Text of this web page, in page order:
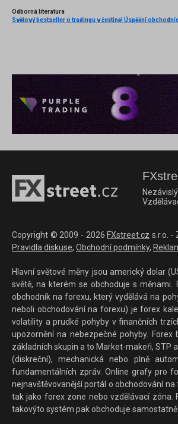
Odborná literatura
Copyright © 2009 - 2026 FXstreet.cz s.r.o. -
Pravidla diskuse, Obchodní podmínky,
Hlavní světové měny jsou americký dolar
světě, na kterém se obchoduje s
obchodník na forexu, který vydělává na
neboli obchodování na forexu) je forex
volatility a prudké pohyby v finančních
upozornění na nebezpečné pohyby.
základních skupin a to Market-makeři, STP
(diskreční), mechanická nebo plně
fundamentálních zpráv. Online grafy pro
nejnavštěvovanější portál o obchodování
tak jako forex zone nebo vzdělávací
takovýto systém pak obchoduje